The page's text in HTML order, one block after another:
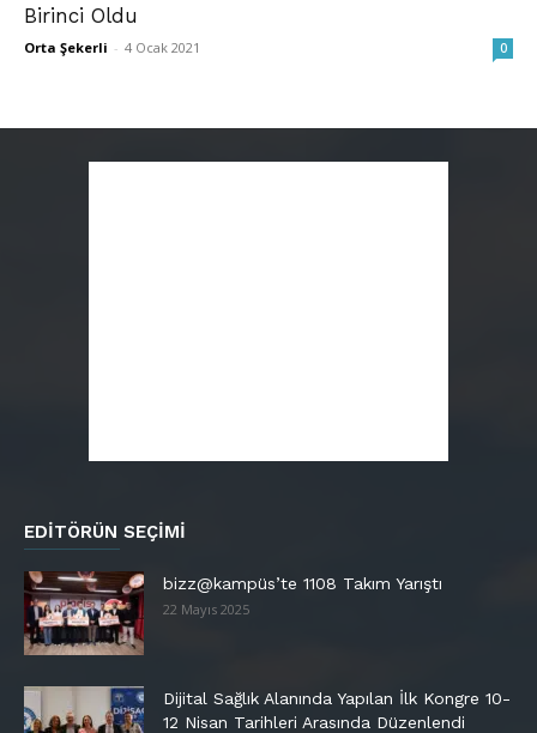
Birinci Oldu
Orta Şekerli - 4 Ocak 2021 0
EDITÖRÜN SEÇIMI
bizz@kampüs’te 1108 Takım Yarıştı
22 Mayıs 2025
Dijital Sağlık Alanında Yapılan İlk Kongre 10-
12 Nisan Tarihleri Arasında Düzenlendi